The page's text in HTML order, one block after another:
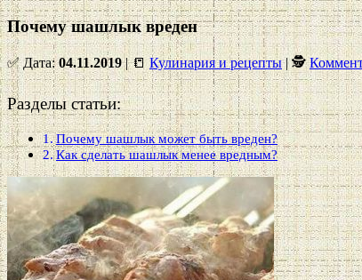
Почему шашлык вреден
✅ Дата:04.11.2019| 📒Кулинария и рецепты| 🕵
Разделы статьи:
Почему шашлык может быть вреден?
Как сделать шашлык менее вредным?